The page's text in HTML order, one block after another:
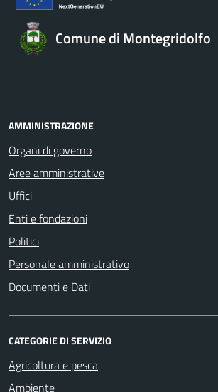
Comune di Montegridolfo
AMMINISTRAZIONE
Organi di governo
Aree amministrative
Uffici
Enti e fondazioni
Politici
Personale amministrativo
Documenti e Dati
CATEGORIE DI SERVIZIO
Agricoltura e pesca
Ambiente